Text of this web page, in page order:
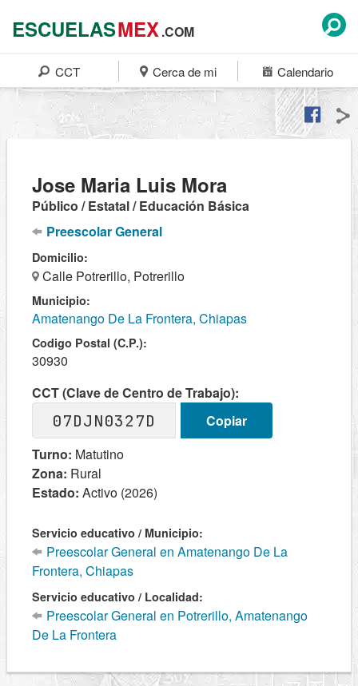
ESCUELASMEX.COM
CCT Cerca de mi Calendario
Jose Maria Luis Mora
Público / Estatal / Educación Básica
Preescolar General
Domicilio:
Calle Potrerillo, Potrerillo
Municipio:
Amatenango De La Frontera, Chiapas
Codigo Postal (C.P.):
30930
CCT (Clave de Centro de Trabajo):
07DJN0327D
Copiar
Turno: Matutino
Zona: Rural
Estado: Activo (2026)
Servicio educativo / Municipio:
Preescolar General en Amatenango De La
Frontera, Chiapas
Servicio educativo / Localidad:
Preescolar General en Potrerillo, Amatenango
De La Frontera